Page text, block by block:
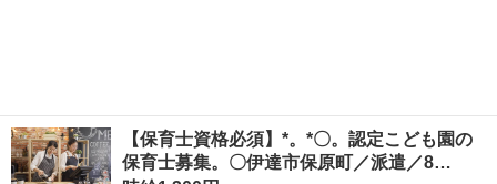
【保育士資格必須】*。*〇。認定こども園の
保育士募集。〇伊達市保原町／派遣／8…